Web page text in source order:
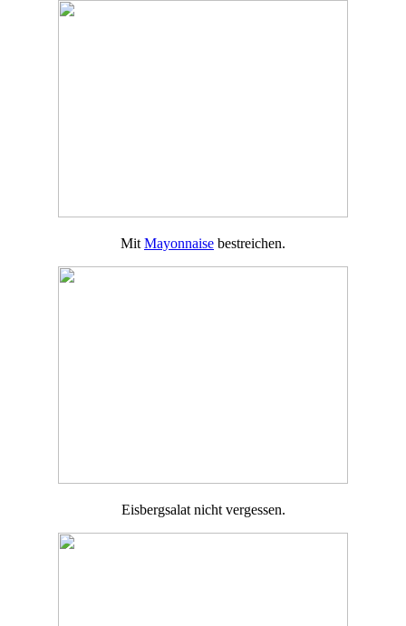
MitMayonnaise bestreichen.
Eisbergsalat nicht vergessen.